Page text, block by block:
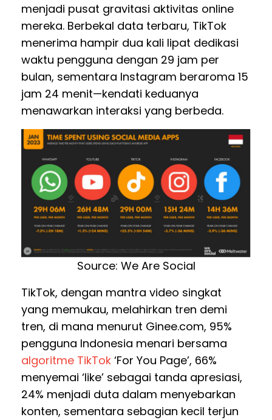
menjadi pusat gravitasi aktivitas online
mereka. Berbekal data terbaru, TikTok
menerima hampir dua kali lipat dedikasi
waktu pengguna dengan 29 jam per
bulan, sementara Instagram beraroma 15
jam 24 menit—kendati keduanya
menawarkan interaksi yang berbeda.
Source: We Are Social
TikTok, dengan mantra video singkat
yang memukau, melahirkan tren demi
tren, di mana menurut Ginee.com, 95%
pengguna Indonesia menari bersama
algoritme TikTok ‘For You Page’, 66%
menyemai ‘like’ sebagai tanda apresiasi,
24% menjadi duta dalam menyebarkan
konten, sementara sebagian kecil terjun